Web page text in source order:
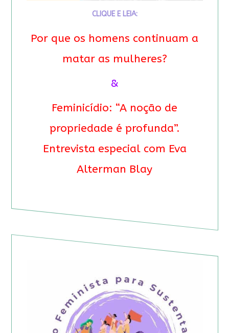
CLIQUE E LEIA:
Por que os homens continuam a
matar as mulheres?
&
Feminicídio: “A noção de
propriedade é profunda”.
Entrevista especial com Eva
Alterman Blay